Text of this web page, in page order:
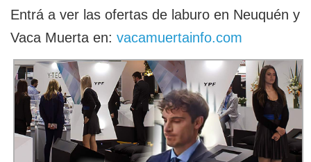
Entrá a ver las ofertas de laburo en Neuquén y
Vaca Muerta en: vacamuertainfo.com